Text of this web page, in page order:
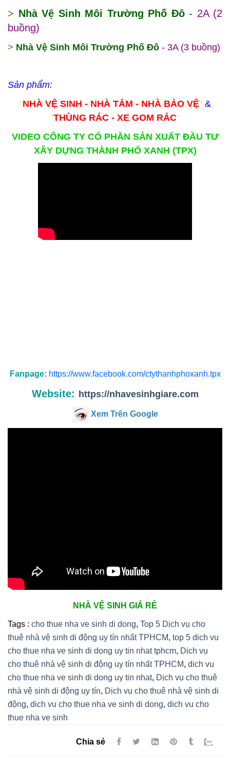
> Nhà Vệ Sinh Môi Trường Phố Đô - 2A (2
buồng)
> Nhà Vệ Sinh Môi Trường Phố Đô - 3A (3 buồng)
Sản phẩm:
"NHÀ VỆ SINH - NHÀ TẮM - NHÀ BẢO VỆ" &
"THÙNG RÁC - XE GOM RÁC"
VIDEO CÔNG TY CỔ PHẦN SẢN XUẤT ĐẦU TƯ
XÂY DỰNG THÀNH PHỐ XANH (TPX)
Fanpage: https://www.facebook.com/ctythanhphoxanh.tpx
Website: https://nhavesinhgiare.com
Xem Trên Google
NHÀ VỆ SINH GIÁ RẺ
Tags : cho thue nha ve sinh di dong, Top 5 Dịch vụ cho
thuê nhà vệ sinh di động uy tín nhất TPHCM, top 5 dich vu
cho thue nha ve sinh di dong uy tin nhat tphcm, Dịch vụ
cho thuê nhà vệ sinh di động uy tín nhất TPHCM, dich vu
cho thue nha ve sinh di dong uy tin nhat, Dịch vụ cho thuê
nhà vệ sinh di động uy tín, Dịch vụ cho thuê nhà vệ sinh di
động, dich vu cho thue nha ve sinh di dong, dich vu cho
thue nha ve sinh
Chia sẻ